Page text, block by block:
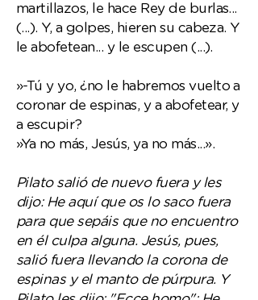
martillazos, le hace Rey de burlas...
(...). Y, a golpes, hieren su cabeza. Y
le abofetean... y le escupen (...).
»-Tú y yo, ¿no le habremos vuelto a
coronar de espinas, y a abofetear, y
a escupir?
»Ya no más, Jesús, ya no más...».
Pilato salió de nuevo fuera y les
dijo: He aquí que os lo saco fuera
para que sepáis que no encuentro
en él culpa alguna. Jesús, pues,
salió fuera llevando la corona de
espinas y el manto de púrpura. Y